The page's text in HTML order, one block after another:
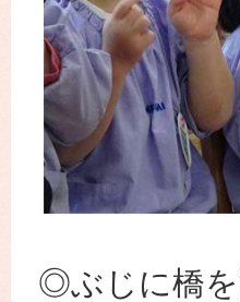
◎ぶじに橋